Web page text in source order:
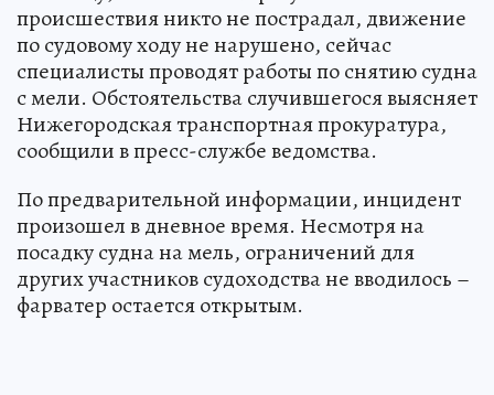
происшествия никто не пострадал, движение
по судовому ходу не нарушено, сейчас
специалисты проводят работы по снятию судна
с мели. Обстоятельства случившегося выясняет
Нижегородская транспортная прокуратура,
сообщили в пресс-службе ведомства.
По предварительной информации, инцидент
произошел в дневное время. Несмотря на
посадку судна на мель, ограничений для
других участников судоходства не вводилось –
фарватер остается открытым.